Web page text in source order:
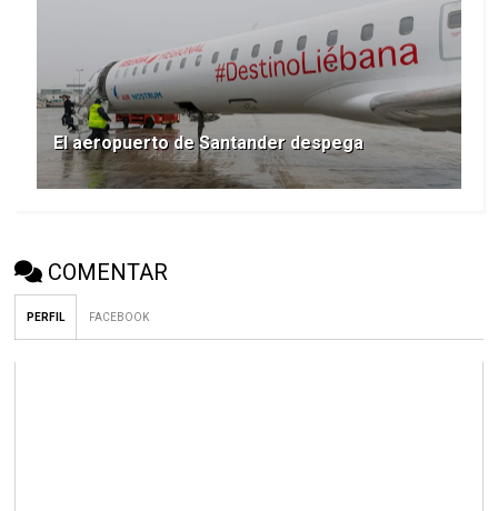
El aeropuerto de Santander despega
COMENTAR
PERFIL FACEBOOK